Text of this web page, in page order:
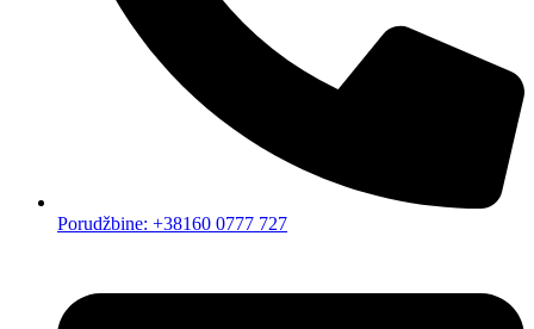
Porudžbine: +38160 0777 727